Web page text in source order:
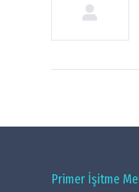
Primer İşitme